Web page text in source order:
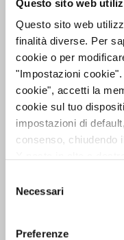
Questo sito web
Questo sito web
finalità diverse. Per
cookie o per
"Impostazioni
cookie", accetti la
cookie sul tuo
impostazioni di
consenso, chiudendo
assenza dei cookie
informazioni puoi
delNecessari
Preferenze
Avviso di
Straordinaria
2026
Avviso di
Ordinariae
aprile 2026
10:53 - 11/03/2026
sul